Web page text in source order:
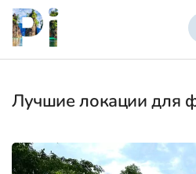
Лучшие локации для